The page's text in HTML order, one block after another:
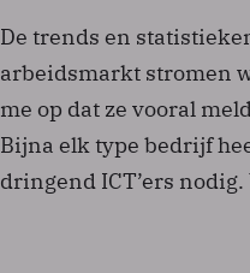
De trends en
arbeidsmarkt stromen
me op dat ze vooral
Bijna elk type bedrijf
dringend ICT’ers nodig.